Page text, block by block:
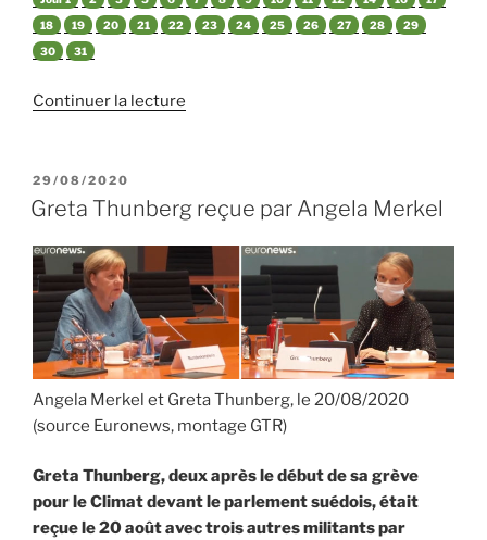
18
19 20 21 22 23 24 25 26 27 28
29
30
31
Continuer la lecture
mois
conseils
écolo »
PUBLIÉ
LE
29/08/2020
Greta Thunberg reçue par Angela Merkel
Angela Merkel et Greta Thunberg, le 20/08/2020
(source Euronews, montage GTR)
Greta Thunberg, deux après le début de sa grève
pour le Climat devant le parlement suédois, était
reçue le 20 août avec trois autres militants par